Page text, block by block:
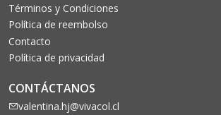
Términos y Condiciones
Política de reembolso
Contacto
Política de privacidad
CONTÁCTANOS
valentina.hj@vivacol.cl